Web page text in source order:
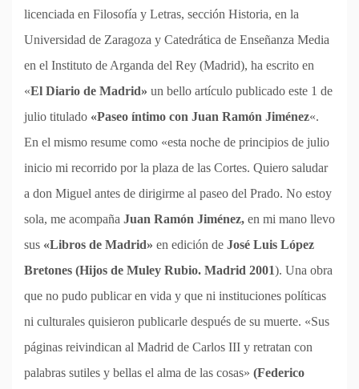
licenciada en Filosofía y Letras, sección Historia, en la
Universidad de Zaragoza y Catedrática de Enseñanza Media
en el Instituto de Arganda del Rey (Madrid), ha escrito en
«El Diario de Madrid» un bello artículo publicado este 1 de
julio titulado «Paseo íntimo con Juan Ramón Jiménez«.
En el mismo resume como «esta noche de principios de julio
inicio mi recorrido por la plaza de las Cortes. Quiero saludar
a don Miguel antes de dirigirme al paseo del Prado. No estoy
sola, me acompaña Juan Ramón Jiménez, en mi mano llevo
sus «Libros de Madrid» en edición de José Luis López
Bretones (Hijos de Muley Rubio. Madrid 2001). Una obra
que no pudo publicar en vida y que ni instituciones políticas
ni culturales quisieron publicarle después de su muerte. «Sus
páginas reivindican al Madrid de Carlos III y retratan con
palabras sutiles y bellas el alma de las cosas» (Federico